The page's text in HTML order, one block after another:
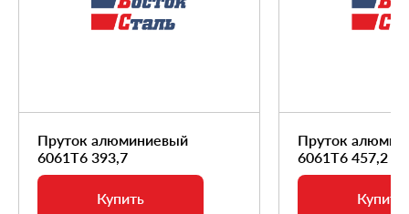
Пруток алюминиевый
6061Т6 393,7
Купить
Пруток
6061Т6 457,2
Купить